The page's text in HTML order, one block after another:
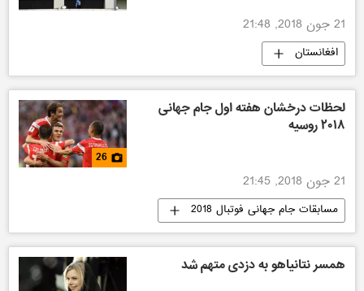
21 جون 2018, 21:48
افغانستان
لحظات درخشان هفته اول جام جهانی
۲۰۱۸ روسیه
26
21 جون 2018, 21:45
مسابقات جام جهانی فوتبال 2018
چندرسانه ای
عکس
اخبار مسابقات جام جهانی فوتبال 2018
همسر نتانیاهو به دزدی متهم شد